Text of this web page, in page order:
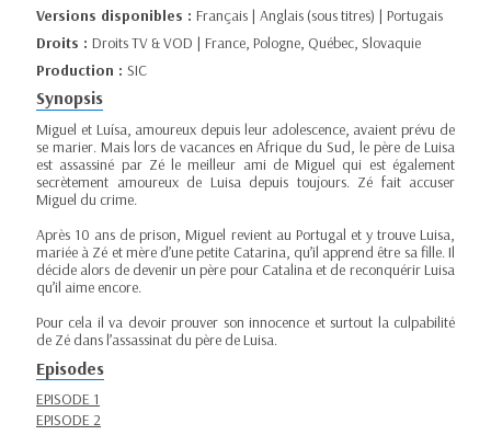
Versions disponibles : Français | Anglais (sous titres) | Portugais
Droits : Droits TV & VOD | France, Pologne, Québec, Slovaquie
Production : SIC
Synopsis
Miguel et Luísa, amoureux depuis leur adolescence, avaient prévu de
se marier. Mais lors de vacances en Afrique du Sud, le père de Luisa
est assassiné par Zé le meilleur ami de Miguel qui est également
secrètement amoureux de Luisa depuis toujours. Zé fait accuser
Miguel du crime.
Après 10 ans de prison, Miguel revient au Portugal et y trouve Luisa,
mariée à Zé et mère d’une petite Catarina, qu’il apprend être sa fille. Il
décide alors de devenir un père pour Catalina et de reconquérir Luisa
qu’il aime encore.
Pour cela il va devoir prouver son innocence et surtout la culpabilité
de Zé dans l’assassinat du père de Luisa.
Episodes
EPISODE 1
EPISODE 2